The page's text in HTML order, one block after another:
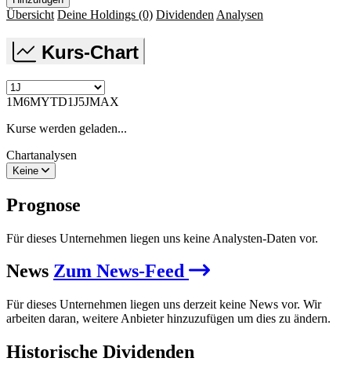
Übersicht Deine Holdings (0) Dividenden Analysen
Kurs-Chart
1M6MYTD1J5JMAX
Kurse werden geladen...
Chartanalysen
Keine
Prognose
Für dieses Unternehmen liegen uns keine Analysten-Daten vor.
News Zum News-Feed
Für dieses Unternehmen liegen uns derzeit keine News vor. Wir
arbeiten daran, weitere Anbieter hinzuzufügen um dies zu ändern.
Historische Dividenden